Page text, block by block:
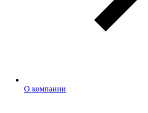
О компании